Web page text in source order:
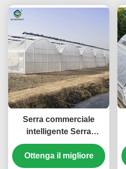
Serra commerciale
intelligente Serra
vegetale a scheletro
continuo
Ottenga il migliore